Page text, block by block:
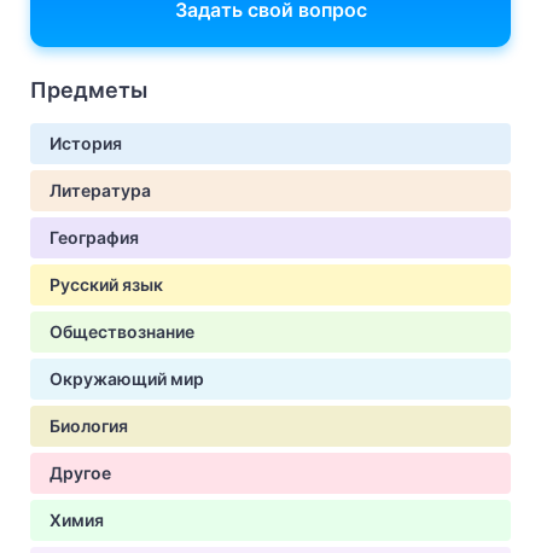
Задать свой вопрос
Предметы
История
Литература
География
Русский язык
Обществознание
Окружающий мир
Биология
Другое
Химия